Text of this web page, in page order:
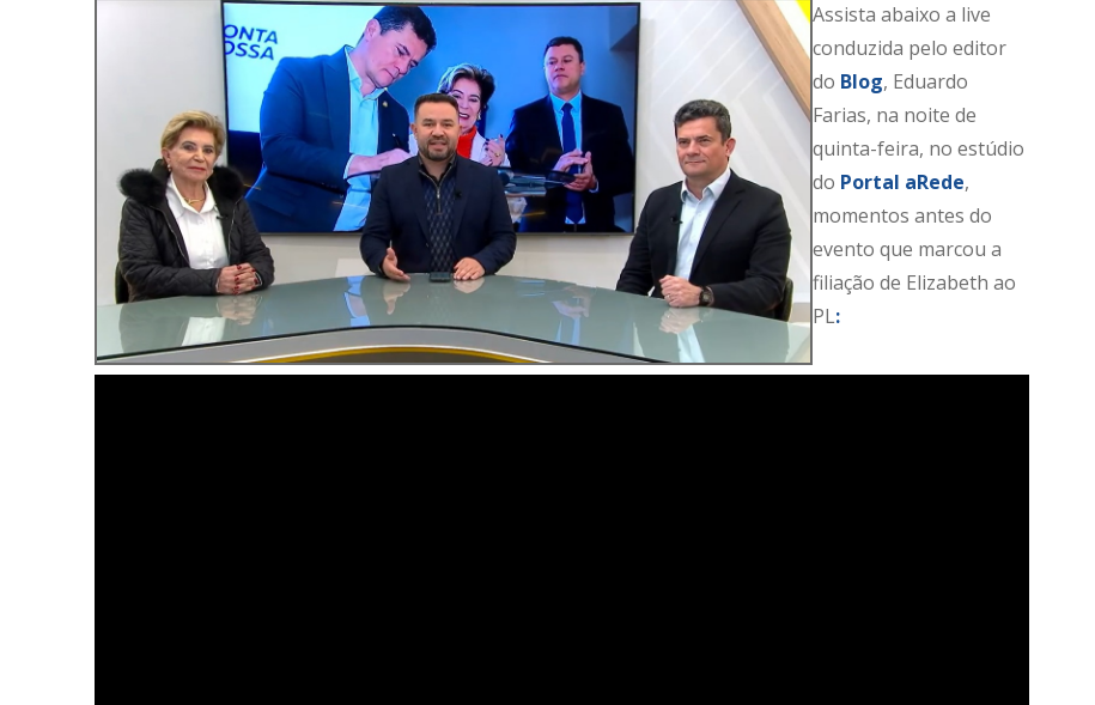
Assista abaixo a live
conduzida pelo editor
do Blog, Eduardo
Farias, na noite de
quinta-feira, no estúdio
do Portal aRede,
momentos antes do
evento que marcou a
filiação de Elizabeth ao
PL: